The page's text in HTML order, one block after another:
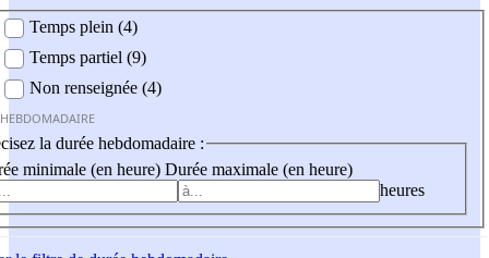
Temps plein (4)
Temps partiel (9)
Non renseignée (4)
la durée hebdomadaire :
minimale (en heure) Durée maximale (en heure)
heures